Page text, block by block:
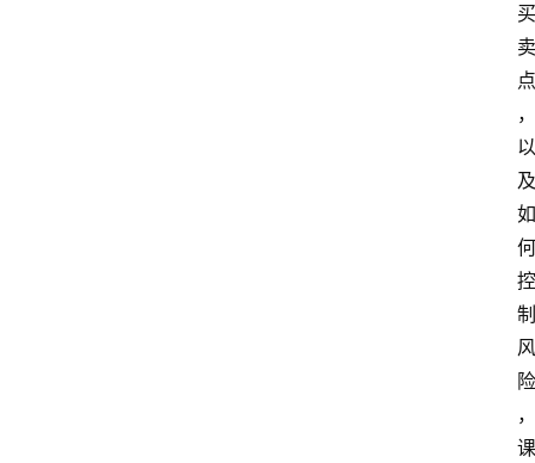
买
卖
点
，
以
及
如
何
控
制
风
险
，
课